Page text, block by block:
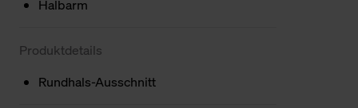
Halbarm
Produktdetails
Rundhals-Ausschnitt